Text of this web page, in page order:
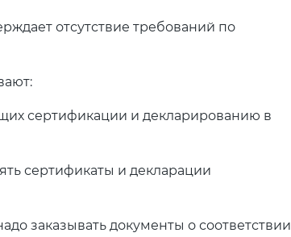
отсутствие требований по
сертификации и декларированию в
сертификаты и декларации
заказывать документы о соответствии